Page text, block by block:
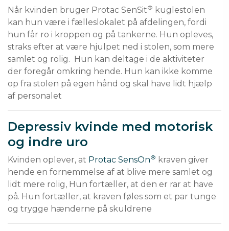
Når kvinden bruger Protac SenSit® kuglestolen
kan hun være i fælleslokalet på afdelingen, fordi
hun får ro i kroppen og på tankerne. Hun opleves,
straks efter at være hjulpet ned i stolen, som mere
samlet og rolig.  Hun kan deltage i de aktiviteter
der foregår omkring hende. Hun kan ikke komme
op fra stolen på egen hånd og skal have lidt hjælp
af personalet
Depressiv kvinde med motorisk
og indre uro
Kvinden oplever, at Protac SensOn® kraven giver
hende en fornemmelse af at blive mere samlet og
lidt mere rolig, Hun fortæller, at den er rar at have
på. Hun fortæller, at kraven føles som et par tunge
og trygge hænderne på skuldrene